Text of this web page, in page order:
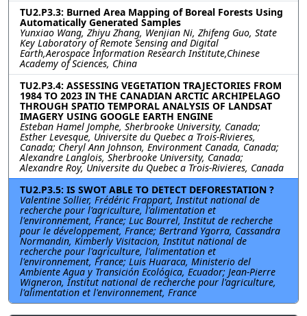
TU2.P3.3: Burned Area Mapping of Boreal Forests Using
Automatically Generated Samples
Yunxiao Wang, Zhiyu Zhang, Wenjian Ni, Zhifeng Guo, State
Key Laboratory of Remote Sensing and Digital
Earth,Aerospace Information Research Institute,Chinese
Academy of Sciences, China
TU2.P3.4: ASSESSING VEGETATION TRAJECTORIES FROM
1984 TO 2023 IN THE CANADIAN ARCTIC ARCHIPELAGO
THROUGH SPATIO TEMPORAL ANALYSIS OF LANDSAT
IMAGERY USING GOOGLE EARTH ENGINE
Esteban Hamel Jomphe, Sherbrooke University, Canada;
Esther Levesque, Universite du Quebec a Trois-Rivieres,
Canada; Cheryl Ann Johnson, Environment Canada, Canada;
Alexandre Langlois, Sherbrooke University, Canada;
Alexandre Roy, Universite du Quebec a Trois-Rivieres, Canada
TU2.P3.5: IS SWOT ABLE TO DETECT DEFORESTATION ?
Valentine Sollier, Frédéric Frappart, Institut national de
recherche pour l'agriculture, l'alimentation et
l'environnement, France; Luc Bourrel, Institut de recherche
pour le développement, France; Bertrand Ygorra, Cassandra
Normandin, Kimberly Visitacion, Institut national de
recherche pour l'agriculture, l'alimentation et
l'environnement, France; Luis Huaraca, Ministerio del
Ambiente Agua y Transición Ecológica, Ecuador; Jean-Pierre
Wigneron, Institut national de recherche pour l'agriculture,
l'alimentation et l'environnement, France